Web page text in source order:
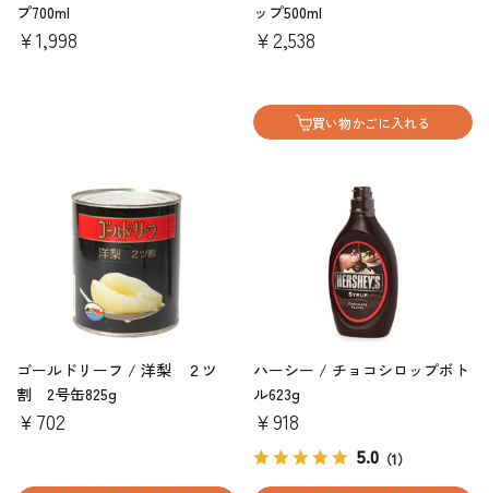
プ700ml
￥1,998
ップ500ml
￥2,538
買い物かごに入れる
ゴールドリーフ / 洋梨 ２ツ
割 2号缶825g
￥702
ハーシー / チョコシロップボト
ル623g
￥918
5.0 （1）